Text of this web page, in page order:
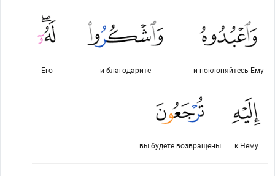
и поклоняйтесь Ему
и благодарите
Его
к Нему
вы будете возвращены